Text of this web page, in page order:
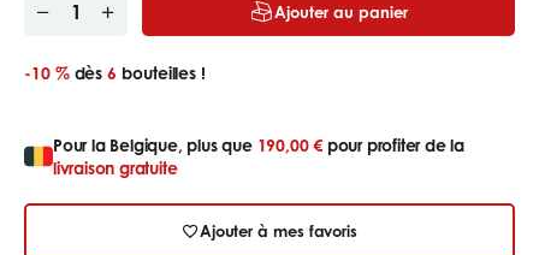
Ajouter au panier
-10 % dès6 bouteilles !
Pour la Belgique, plus que 190,00 € pour profiter de la
livraison gratuite
Ajouter à mes favoris